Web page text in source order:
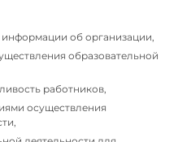
информации об организации,
образовательной
работников,
осуществления